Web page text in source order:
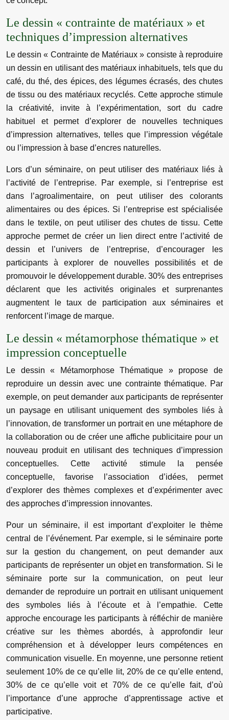
Le dessin « contrainte de matériaux » et
techniques d’impression alternatives
Le dessin « Contrainte de Matériaux » consiste à reproduire
un dessin en utilisant des matériaux inhabituels, tels que du
café, du thé, des épices, des légumes écrasés, des chutes
de tissu ou des matériaux recyclés. Cette approche stimule
la créativité, invite à l’expérimentation, sort du cadre
habituel et permet d’explorer de nouvelles techniques
d’impression alternatives, telles que l’impression végétale
ou l’impression à base d’encres naturelles.
Lors d’un séminaire, on peut utiliser des matériaux liés à
l’activité de l’entreprise. Par exemple, si l’entreprise est
dans l’agroalimentaire, on peut utiliser des colorants
alimentaires ou des épices. Si l’entreprise est spécialisée
dans le textile, on peut utiliser des chutes de tissu. Cette
approche permet de créer un lien direct entre l’activité de
dessin et l’univers de l’entreprise, d’encourager les
participants à explorer de nouvelles possibilités et de
promouvoir le développement durable. 30% des entreprises
déclarent que les activités originales et surprenantes
augmentent le taux de participation aux séminaires et
renforcent l’image de marque.
Le dessin « métamorphose thématique » et
impression conceptuelle
Le dessin « Métamorphose Thématique » propose de
reproduire un dessin avec une contrainte thématique. Par
exemple, on peut demander aux participants de représenter
un paysage en utilisant uniquement des symboles liés à
l’innovation, de transformer un portrait en une métaphore de
la collaboration ou de créer une affiche publicitaire pour un
nouveau produit en utilisant des techniques d’impression
conceptuelles. Cette activité stimule la pensée
conceptuelle, favorise l’association d’idées, permet
d’explorer des thèmes complexes et d’expérimenter avec
des approches d’impression innovantes.
Pour un séminaire, il est important d’exploiter le thème
central de l’événement. Par exemple, si le séminaire porte
sur la gestion du changement, on peut demander aux
participants de représenter un objet en transformation. Si le
séminaire porte sur la communication, on peut leur
demander de reproduire un portrait en utilisant uniquement
des symboles liés à l’écoute et à l’empathie. Cette
approche encourage les participants à réfléchir de manière
créative sur les thèmes abordés, à approfondir leur
compréhension et à développer leurs compétences en
communication visuelle. En moyenne, une personne retient
seulement 10% de ce qu’elle lit, 20% de ce qu’elle entend,
30% de ce qu’elle voit et 70% de ce qu’elle fait, d’où
l’importance d’une approche d’apprentissage active et
participative.